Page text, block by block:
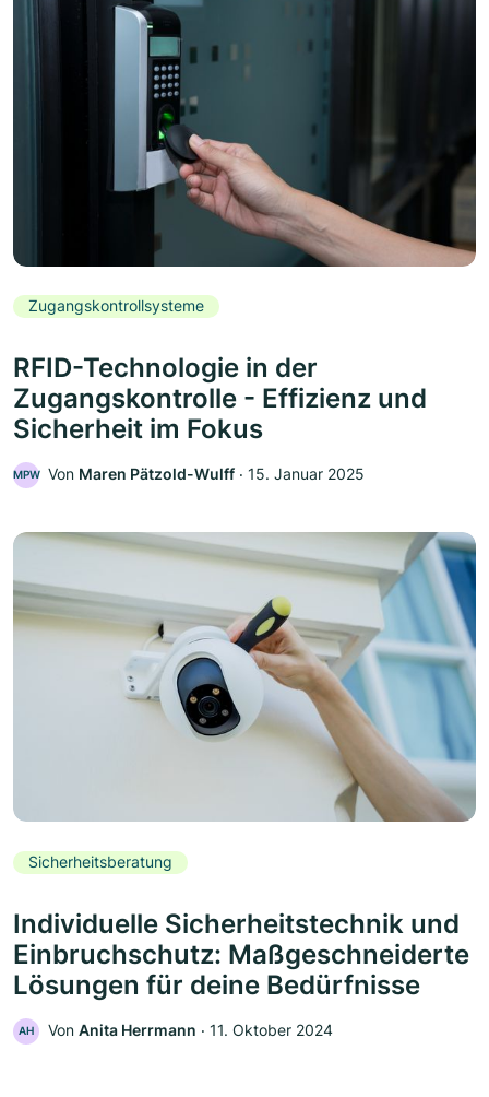
Zugangskontrollsysteme
RFID-Technologie in der
Zugangskontrolle - Effizienz und
Sicherheit im Fokus
MPW Von Maren Pätzold-Wulff ‧ 15. Januar 2025
Sicherheitsberatung
Individuelle Sicherheitstechnik und
Einbruchschutz: Maßgeschneiderte
Lösungen für deine Bedürfnisse
AH Von Anita Herrmann ‧ 11. Oktober 2024